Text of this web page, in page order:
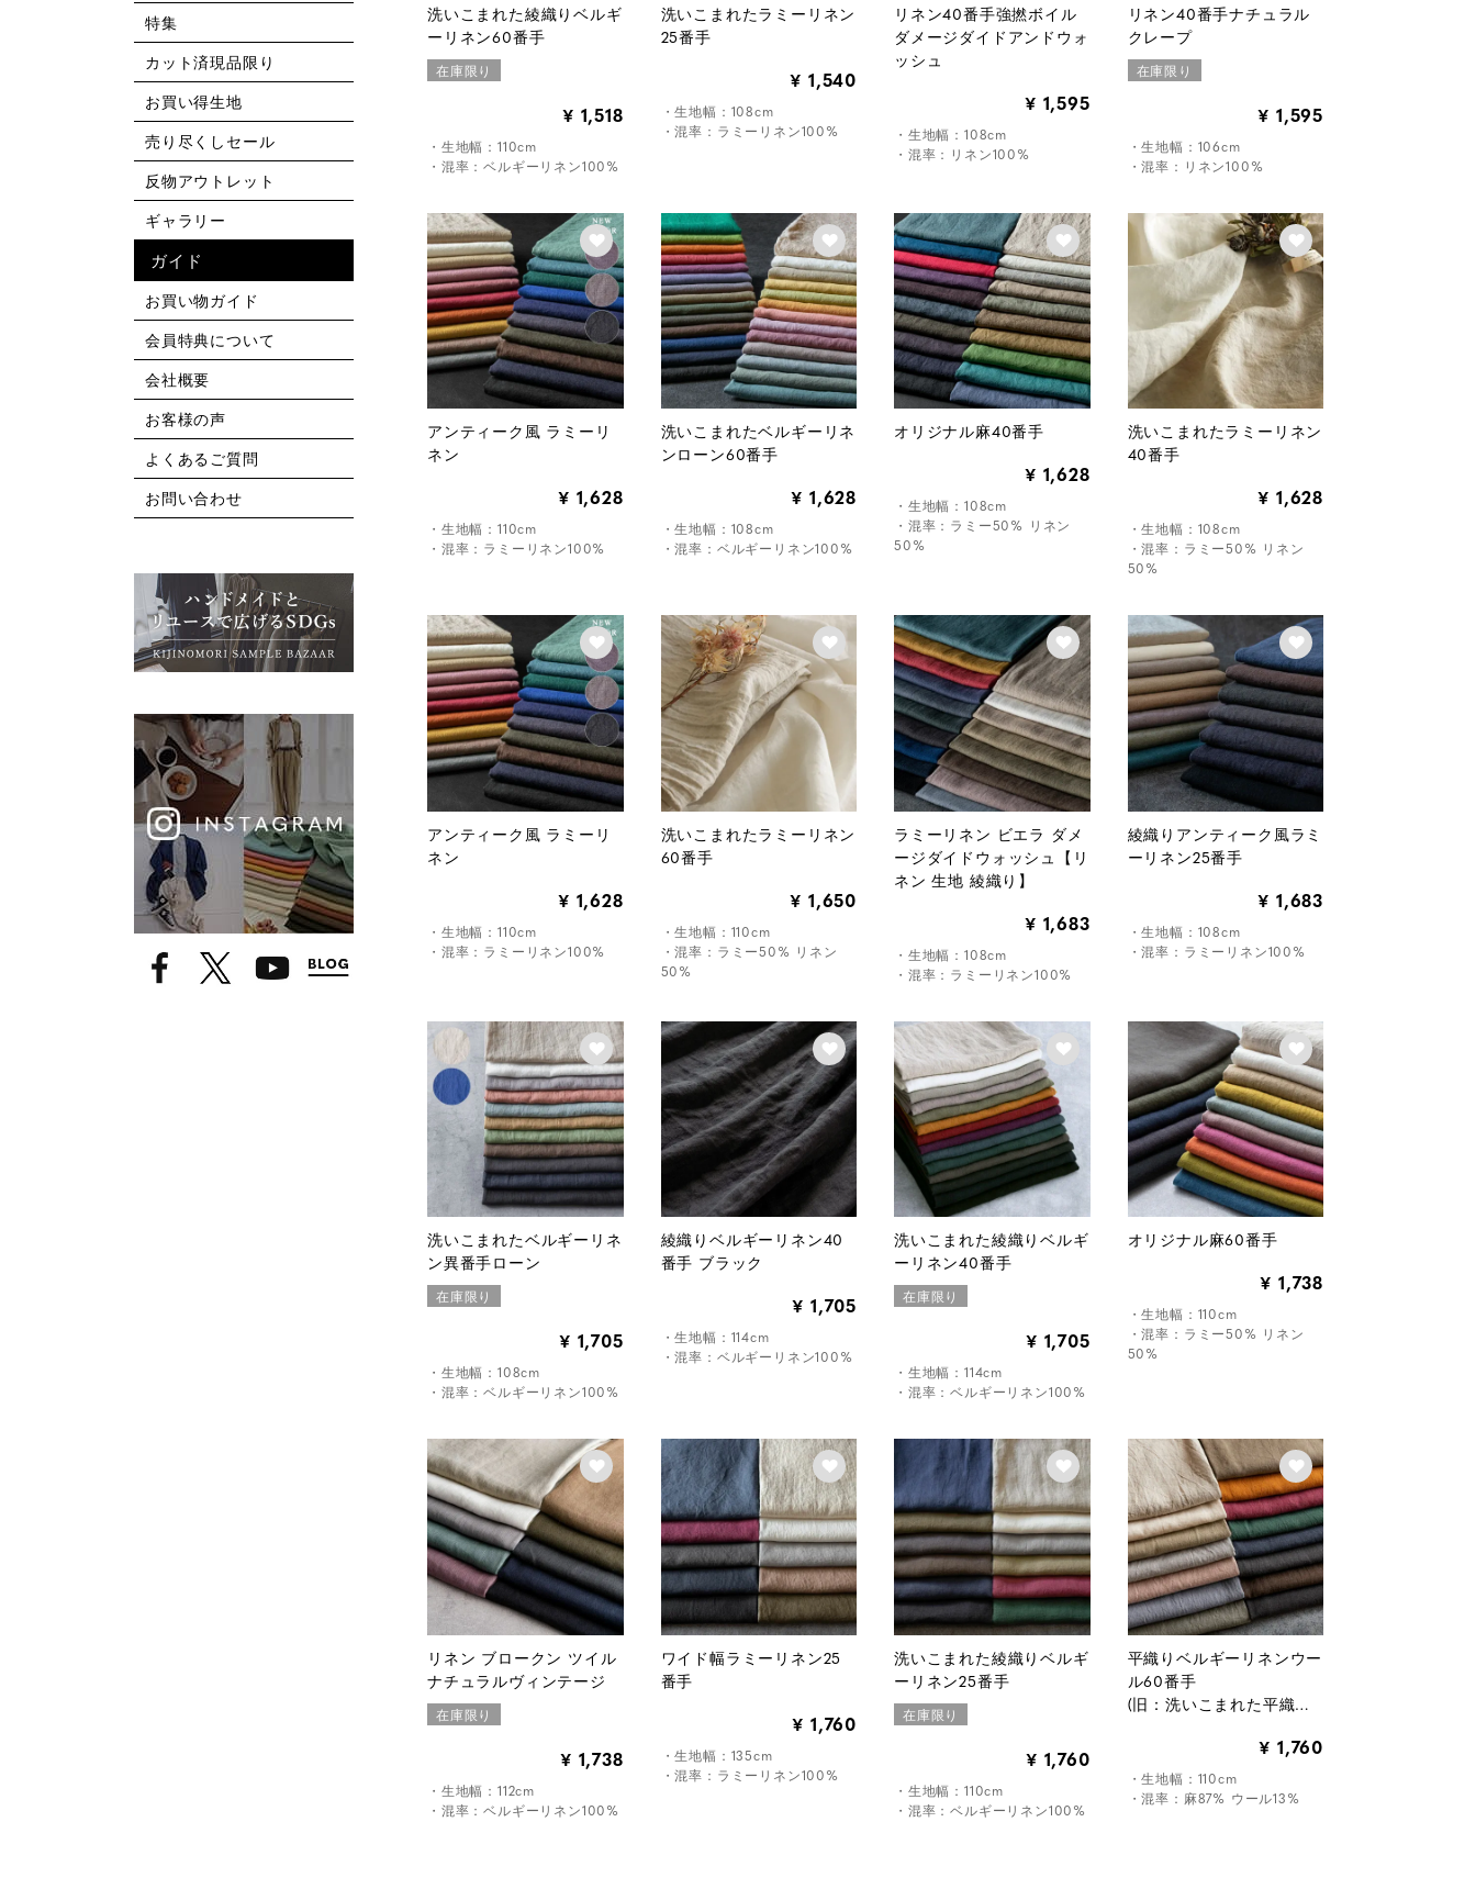
洗いこまれた綾織りベルギ
ーリネン60番手
在庫限り
¥ 1,518
・生地幅：110cm
・混率：ベルギーリネン100%
洗いこまれたラミーリネン
25番手
¥ 1,540
・生地幅：108cm
・混率：ラミーリネン100%
リネン40番手強撚ボイル
ダメージダイドアンドウォ
ッシュ
¥ 1,595
・生地幅：108cm
・混率：リネン100%
リネン40番手ナチュラル
クレープ
在庫限り
¥ 1,595
・生地幅：106cm
・混率：リネン100%
アンティーク風 ラミーリ
ネン
¥ 1,628
・生地幅：110cm
・混率：ラミーリネン100%
洗いこまれたベルギーリネ
ンローン60番手
¥ 1,628
・生地幅：108cm
・混率：ベルギーリネン100%
オリジナル麻40番手
¥ 1,628
・生地幅：108cm
・混率：ラミー50% リネン
50%
洗いこまれたラミーリネン
40番手
¥ 1,628
・生地幅：108cm
・混率：ラミー50% リネン
50%
アンティーク風 ラミーリ
ネン
¥ 1,628
・生地幅：110cm
・混率：ラミーリネン100%
洗いこまれたラミーリネン
60番手
¥ 1,650
・生地幅：110cm
・混率：ラミー50% リネン
50%
ラミーリネン ビエラ ダメ
ージダイドウォッシュ【リ
ネン 生地 綾織り】
¥ 1,683
・生地幅：108cm
・混率：ラミーリネン100%
綾織りアンティーク風ラミ
ーリネン25番手
¥ 1,683
・生地幅：108cm
・混率：ラミーリネン100%
洗いこまれたベルギーリネ
ン異番手ローン
在庫限り
¥ 1,705
・生地幅：108cm
・混率：ベルギーリネン100%
綾織りベルギーリネン40
番手 ブラック
¥ 1,705
・生地幅：114cm
・混率：ベルギーリネン100%
洗いこまれた綾織りベルギ
ーリネン40番手
在庫限り
¥ 1,705
・生地幅：114cm
・混率：ベルギーリネン100%
オリジナル麻60番手
¥ 1,738
・生地幅：110cm
・混率：ラミー50% リネン
50%
リネン ブロークン ツイル
ナチュラルヴィンテージ
在庫限り
¥ 1,738
・生地幅：112cm
・混率：ベルギーリネン100%
ワイド幅ラミーリネン25
番手
¥ 1,760
・生地幅：135cm
・混率：ラミーリネン100%
洗いこまれた綾織りベルギ
ーリネン25番手
在庫限り
¥ 1,760
・生地幅：110cm
・混率：ベルギーリネン100%
平織りベルギーリネンウー
ル60番手
(旧：洗いこまれた平織り
¥ 1,760
・生地幅：110cm
・混率：麻87% ウール13%
特集
カット済現品限り
お買い得生地
売り尽くしセール
反物アウトレット
ギャラリー
ガイド
お買い物ガイド
会員特典について
会社概要
お客様の声
よくあるご質問
お問い合わせ